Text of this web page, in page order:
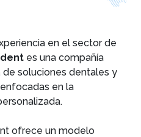
en el sector de
es una compañía
soluciones dentales y
en la
ofrece un modelo